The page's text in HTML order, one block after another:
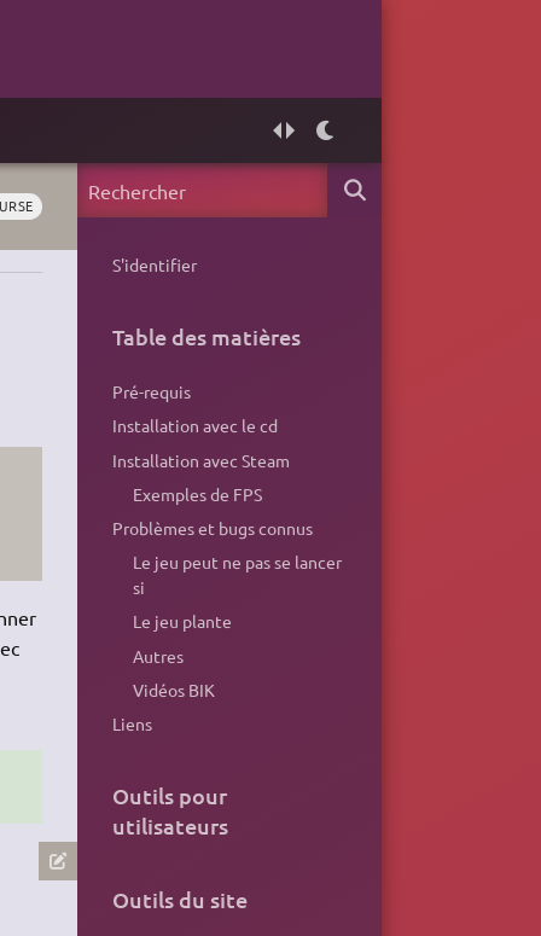
S'identifier
Table des matières
Pré-requis
Installation avec le cd
Installation avec Steam
Exemples de FPS
Problèmes et bugs connus
Le jeu peut ne pas se lancer
si
Le jeu plante
Autres
Vidéos BIK
Liens
Outils pour
utilisateurs
Outils du site